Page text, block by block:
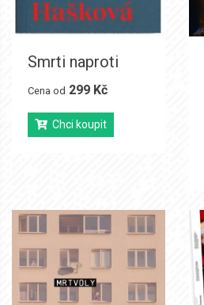
Smrti naproti
Cena od 299 Kč
Chci koupit